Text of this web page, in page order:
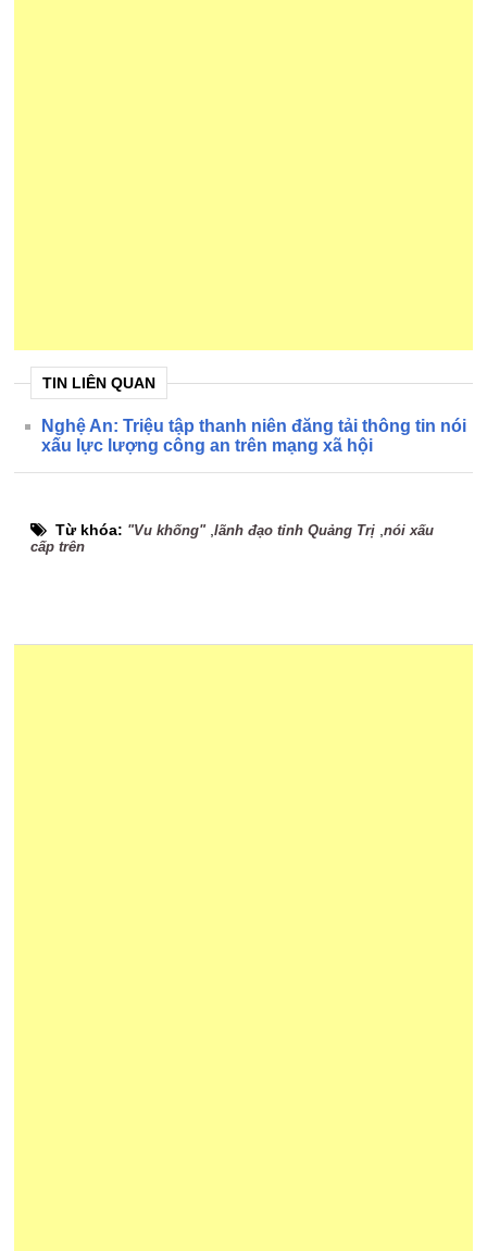
TIN LIÊN QUAN
Nghệ An: Triệu tập thanh niên đăng tải thông tin nói
xấu lực lượng công an trên mạng xã hội
Từ khóa: "Vu khống",lãnh đạo tỉnh Quảng Trị ,nói xấu
cấp trên